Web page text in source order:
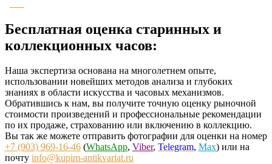
Бесплатная оценка старинных и
коллекционных часов:
Наша экспертиза основана на многолетнем опыте,
использовании новейших методов анализа и глубоких
знаниях в области искусства и часовых механизмов.
Обратившись к нам, вы получите точную оценку рыночной
стоимости произведений и профессиональные рекомендации
по их продаже, страхованию или включению в коллекцию.
Вы так же можете отправить фотографии для оценки на номер
+7 (903) 969-16-46 (WhatsApp, Viber, Telegram, Max) или на
почту info@kupim-antikvariat.ru